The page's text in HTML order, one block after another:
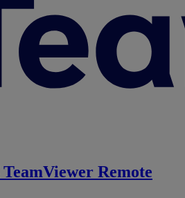
TeamViewer Remote